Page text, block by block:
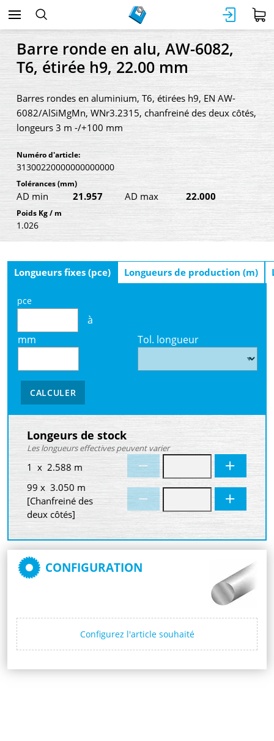
Barre ronde en alu, AW-6082,
T6, étirée h9, 22.00 mm
Barres rondes en aluminium, T6, étirées h9, EN AW-
6082/AlSiMgMn, WNr3.2315, chanfreiné des deux côtés,
longeurs 3 m -/+100 mm
Numéro d'article:
31300220000000000000
Tolérances(mm)
AD min 21.957 AD max 22.000
Poids Kg / m
1.026
Longueurs fixes (pce) Longueurs de production (m)
pce
à
mm
Tol. longueur
CALCULER
Longeurs de stock
Les longueurs effectives peuvent varier
1 x 2.588 m
99 x 3.050 m
[Chanfreiné des
deux côtés]
CONFIGURATION
Configurez l'article souhaité